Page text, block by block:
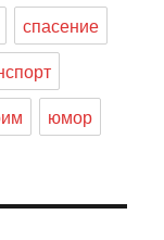
спасение
юмор